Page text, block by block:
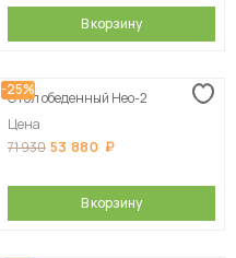
В корзину
-25%
Стол обеденный Нео-2
Цена
71 930 53 880
В корзину